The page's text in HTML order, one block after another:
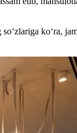
ko‘ra,